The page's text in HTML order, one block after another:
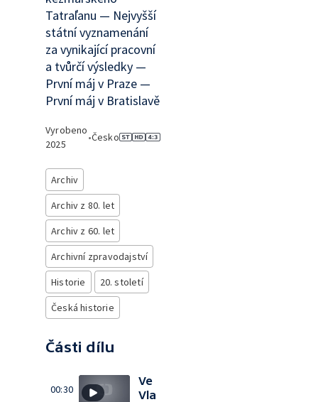
Tatraľanu — Nejvyšší
státní vyznamenání
za vynikající pracovní
a tvůrčí výsledky —
První máj v Praze —
První máj v Bratislavě
Vyrobeno
2025
•Česko
Archiv
Archiv z 80. let
Archiv z 60. let
Archivní zpravodajství
Historie
20. století
Česká historie
Části dílu
00:30
Ve
Vla